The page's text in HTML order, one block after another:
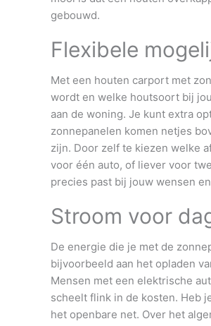
gebouwd.
Flexibele
Met een houten carport met
wordt en welke houtsoort bij
aan de woning. Je kunt extra
zonnepanelen komen netjes
zijn. Door zelf te kiezen welke
voor één auto, of liever voor
precies past bij jouw wensen
Stroom voor
De energie die je met de
bijvoorbeeld aan het opladen
Mensen met een elektrische
scheelt flink in de kosten. Heb
het openbare net. Over het